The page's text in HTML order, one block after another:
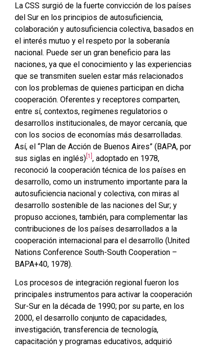
La CSS surgió de la fuerte convicción de los países
del Sur en los principios de autosuficiencia,
colaboración y autosuficiencia colectiva, basados en
el interés mutuo y el respeto por la soberanía
nacional. Puede ser un gran beneficio para las
naciones, ya que el conocimiento y las experiencias
que se transmiten suelen estar más relacionados
con los problemas de quienes participan en dicha
cooperación. Oferentes y receptores comparten,
entre sí, contextos, regímenes regulatorios o
desarrollos institucionales, de mayor cercanía, que
con los socios de economías más desarrolladas.
Así, el “Plan de Acción de Buenos Aires” (BAPA, por
sus siglas en inglés) [1] , adoptado en 1978,
reconoció la cooperación técnica de los países en
desarrollo, como un instrumento importante para la
autosuficiencia nacional y colectiva, con miras al
desarrollo sostenible de las naciones del Sur; y
propuso acciones, también, para complementar las
contribuciones de los países desarrollados a la
cooperación internacional para el desarrollo (United
Nations Conference South-South Cooperation –
BAPA+40, 1978).
Los procesos de integración regional fueron los
principales instrumentos para activar la cooperación
Sur-Sur en la década de 1990; por su parte, en los
2000, el desarrollo conjunto de capacidades,
investigación, transferencia de tecnología,
capacitación y programas educativos, adquirió